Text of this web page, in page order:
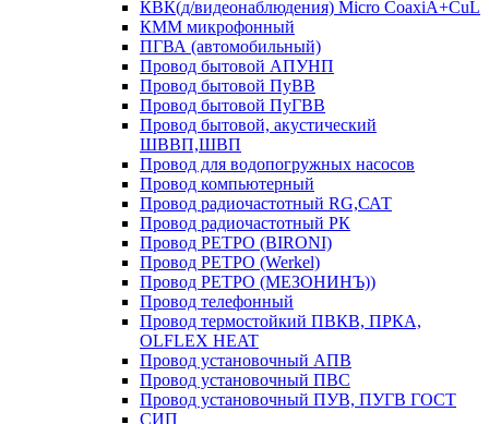
КВК(д/видеонаблюдения) Micro CoaxiA+CuL
КММ микрофонный
ПГВА (автомобильный)
Провод бытовой АПУНП
Провод бытовой ПуВВ
Провод бытовой ПуГВВ
Провод бытовой, акустический
ШВВП,ШВП
Провод для водопогружных насосов
Провод компьютерный
Провод радиочастотный RG,САТ
Провод радиочастотный РК
Провод РЕТРО (BIRONI)
Провод РЕТРО (Werkel)
Провод РЕТРО (МЕЗОНИНЪ))
Провод телефонный
Провод термостойкий ПВКВ, ПРКА,
OLFLEX HEAT
Провод установочный АПВ
Провод установочный ПВС
Провод установочный ПУВ, ПУГВ ГОСТ
СИП